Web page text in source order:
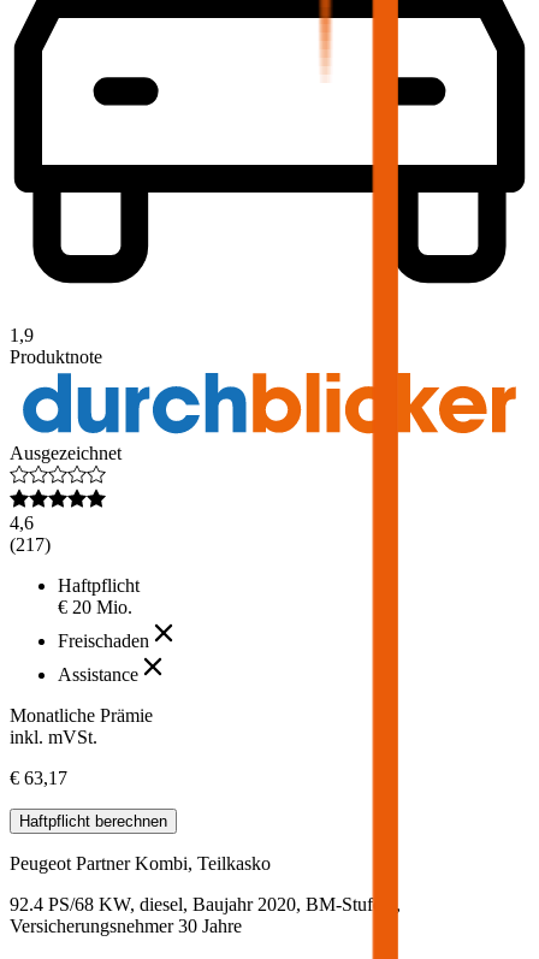
1,9
Produktnote
Ausgezeichnet
4,6
(217)
Haftpflicht
€ 20 Mio.
Freischaden
Assistance
Monatliche Prämie
inkl. mVSt.
€ 63,17
Haftpflicht berechnen
PeugeotPartner Kombi, Teilkasko
92.4 PS/68 KW, diesel, Baujahr 2020, BM-Stufe
,
Versicherungsnehmer 30 Jahre